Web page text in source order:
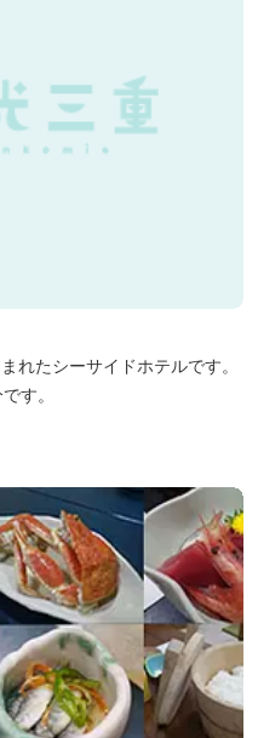
れたシーサイドホテルです。
す。